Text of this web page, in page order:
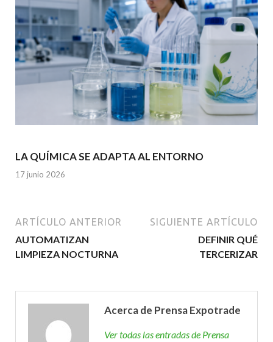
LA QUÍMICA SE ADAPTA AL ENTORNO
17 junio 2026
ARTÍCULO ANTERIOR
AUTOMATIZAN
LIMPIEZA NOCTURNA
SIGUIENTE ARTÍCULO
DEFINIR QUÉ
TERCERIZAR
Acerca de Prensa Expotrade
Ver todas las entradas de Prensa